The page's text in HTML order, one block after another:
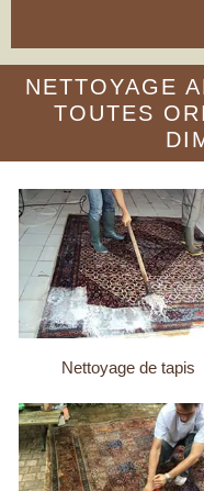
NETTOYAGE
TOUTES
Nettoyage de tapis